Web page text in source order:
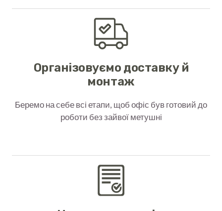
Організовуємо доставку й
монтаж
Беремо на себе всі етапи, щоб офіс був готовий до
роботи без зайвої метушні